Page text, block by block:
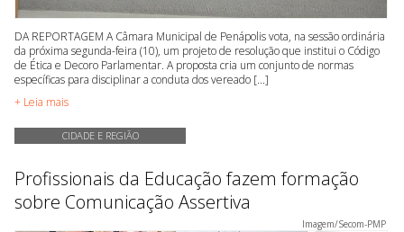
DA REPORTAGEM A Câmara Municipal de Penápolis vota, na sessão ordinária
da próxima segunda-feira (10), um projeto de resolução que institui o Código
de Ética e Decoro Parlamentar. A proposta cria um conjunto de normas
específicas para disciplinar a conduta dos vereado [...]
+ Leia mais
CIDADE E REGIÃO
Profissionais da Educação fazem formação
sobre Comunicação Assertiva
Imagem/Secom-PMP